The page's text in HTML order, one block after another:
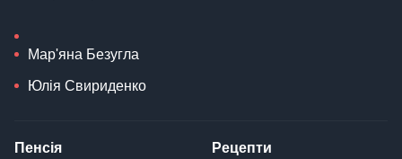
Мар'яна Безугла
Юлія Свириденко
Пенсія Рецепти